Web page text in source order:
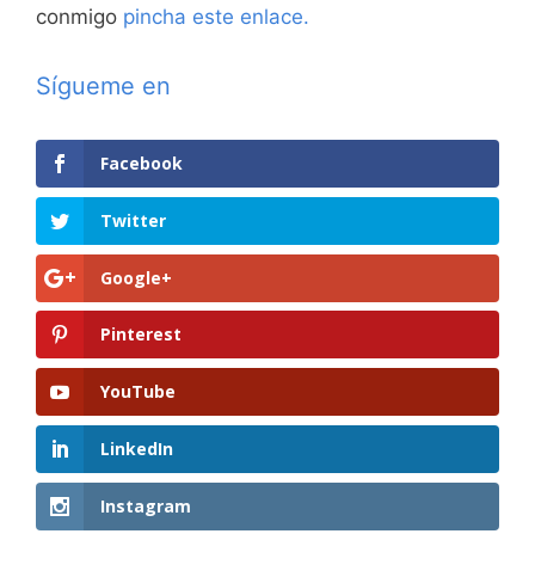
conmigo pincha este enlace.
Sígueme en
Facebook
Twitter
Google+
Pinterest
YouTube
LinkedIn
Instagram